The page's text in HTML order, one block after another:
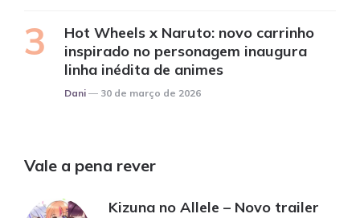
Hot Wheels x Naruto: novo carrinho
inspirado no personagem inaugura
linha inédita de animes
Posted
Dani 30 de março de 2026
Vale a pena rever
Kizuna no Allele – Novo trailer